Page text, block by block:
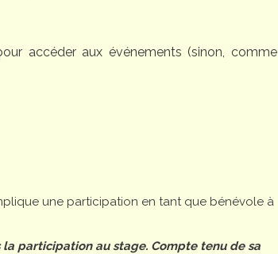
accéder aux événements (sinon, comme
une participation en tant que bénévole à
participation au stage. Compte tenu de sa